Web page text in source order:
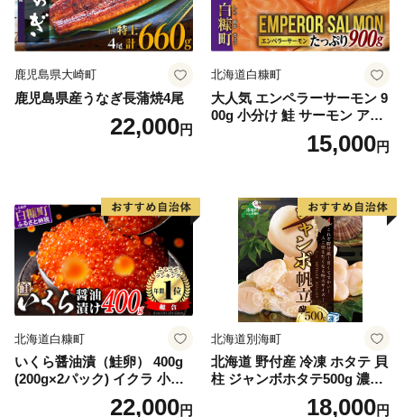
鹿児島県大崎町
鹿児島県産うなぎ長蒲焼4尾
22,000円
北海道白糠町
大人気 エンペラーサーモン 9
00g 小分け 鮭 サーモン アト
ランティックサーモン 水産
庁長官賞 受賞 さけ シャケ し
満足 美味しい 贈答 生食用 刺
身 お刺身 刺し身 魚介類 海鮮
冷凍 厚切り 薄切り ふるさと
納税 ふるさとチョイス チョ
イス 北海道 白糠町
15,000円
北海道白糠町
いくら醤油漬（鮭卵） 400g
(200g×2パック) イクラ 小分
け いくら醤油漬 鮭いくら い
くら醤油漬け 鮭 鮭卵 ikura
22,000円
北海道別海町
北海道 野付産 冷凍 ホタテ 貝
柱 ジャンボホタテ500g 濃厚
な旨味と甘み （ほたて ホタ
テ 帆立 貝柱 ホタテ貝柱 大玉
18,000円